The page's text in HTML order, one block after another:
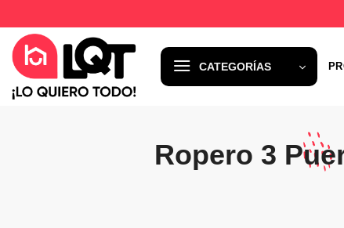
al
contenido
CATEGORÍAS
Ropero 3